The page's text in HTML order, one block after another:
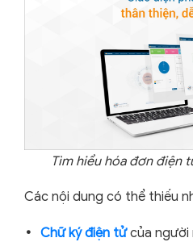
Tìm hiểu hóa đơn điện
Các nội dung có thể thiếu
Chữ ký điện tửcủa người